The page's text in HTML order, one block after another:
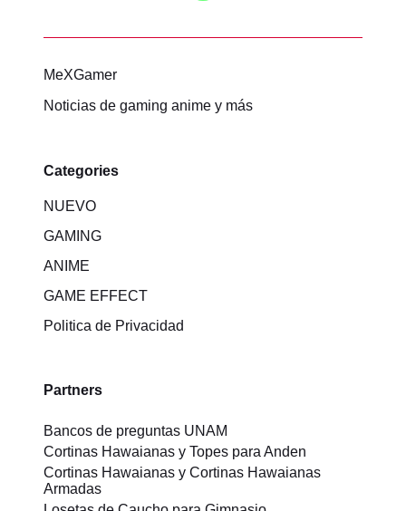
MeXGamer
Noticias de gaming anime y más
Categories
NUEVO
GAMING
ANIME
GAME EFFECT
Politica de Privacidad
Partners
Bancos de preguntas UNAM
Cortinas Hawaianas y Topes para Anden
Cortinas Hawaianas y Cortinas Hawaianas
Armadas